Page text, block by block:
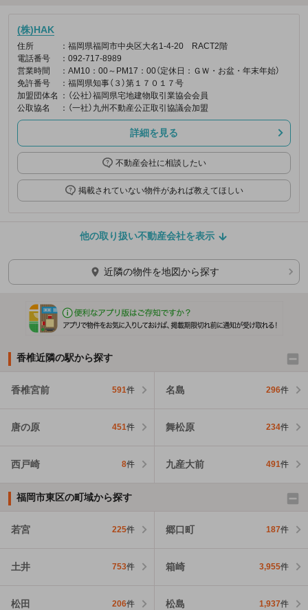
(株)HAK
住所
：福岡県福岡市中央区大名1-4-20 RACT2階
電話番号
：092-717-8989
営業時間
：AM10：00～PM17：00（定休日：ＧＷ・お盆・年末年始）
免許番号
：福岡県知事（３）第１７０１７号
加盟団体名
：（公社）福岡県宅地建物取引業協会会員
公取協名
：（一社）九州不動産公正取引協議会加盟
詳細を見る
不動産会社に相談したい
掲載されていない物件があれば教えてほしい
他の取り扱い不動産会社を表示
近隣の物件を地図から探す
香椎近隣の駅から探す
香椎宮前 591件 名島 296件
唐の原 451件 舞松原 234件
西戸崎 8件 九産大前 491件
福岡市東区の町域から探す
若宮 225件 郷口町 187件
土井 753件 箱崎 3,955件
松田 206件 松島 1,937件